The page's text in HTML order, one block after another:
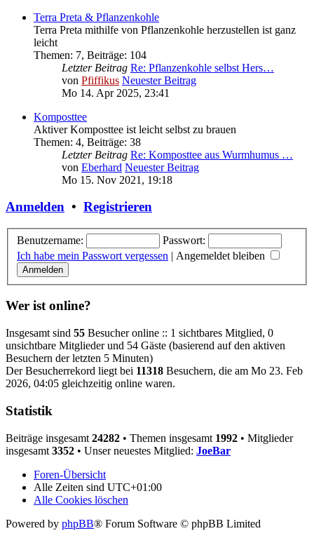
Terra Preta & Pflanzenkohle
Terra Preta mithilfe von Pflanzenkohle herzustellen ist ganz
leicht
Themen: 7, Beiträge: 104
Letzter Beitrag Re: Pflanzenkohle selbst Hers…
von Pfiffikus Neuester Beitrag
Mo 14. Apr 2025, 23:41
Komposttee
Aktiver Komposttee ist leicht selbst zu brauen
Themen: 4, Beiträge: 38
Letzter Beitrag Re: Komposttee aus Wurmhumus …
von Eberhard Neuester Beitrag
Mo 15. Nov 2021, 19:18
Anmelden • Registrieren
Benutzername:
Passwort:
Ich habe mein Passwort vergessen | Angemeldet bleiben
Wer ist online?
Insgesamt sind 55 Besucher online :: 1 sichtbares Mitglied, 0
unsichtbare Mitglieder und 54 Gäste (basierend auf den aktiven
Besuchern der letzten 5 Minuten)
Der Besucherrekord liegt bei 11318 Besuchern, die am Mo 23. Feb
2026, 04:05 gleichzeitig online waren.
Statistik
Beiträge insgesamt 24282 • Themen insgesamt 1992 • Mitglieder
insgesamt 3352 • Unser neuestes Mitglied: JoeBar
Foren-Übersicht
Alle Zeiten sind UTC+01:00
Alle Cookies löschen
Powered by phpBB® Forum Software © phpBB Limited